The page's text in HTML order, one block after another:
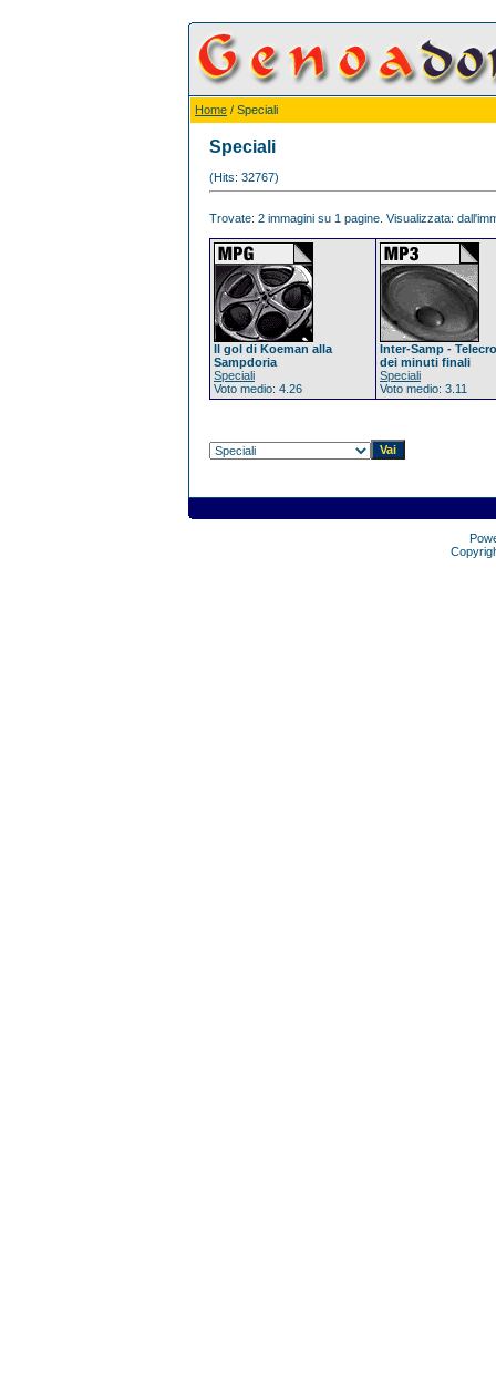
Home / Speciali
Speciali
(Hits: 32767)
Trovate: 2 immagini su 1 pagine. Visualizzata:
Il gol di Koeman alla
Sampdoria
Speciali
Voto medio: 4.26
Inter-Samp -
dei minuti finali
Speciali
Voto medio: 3.11